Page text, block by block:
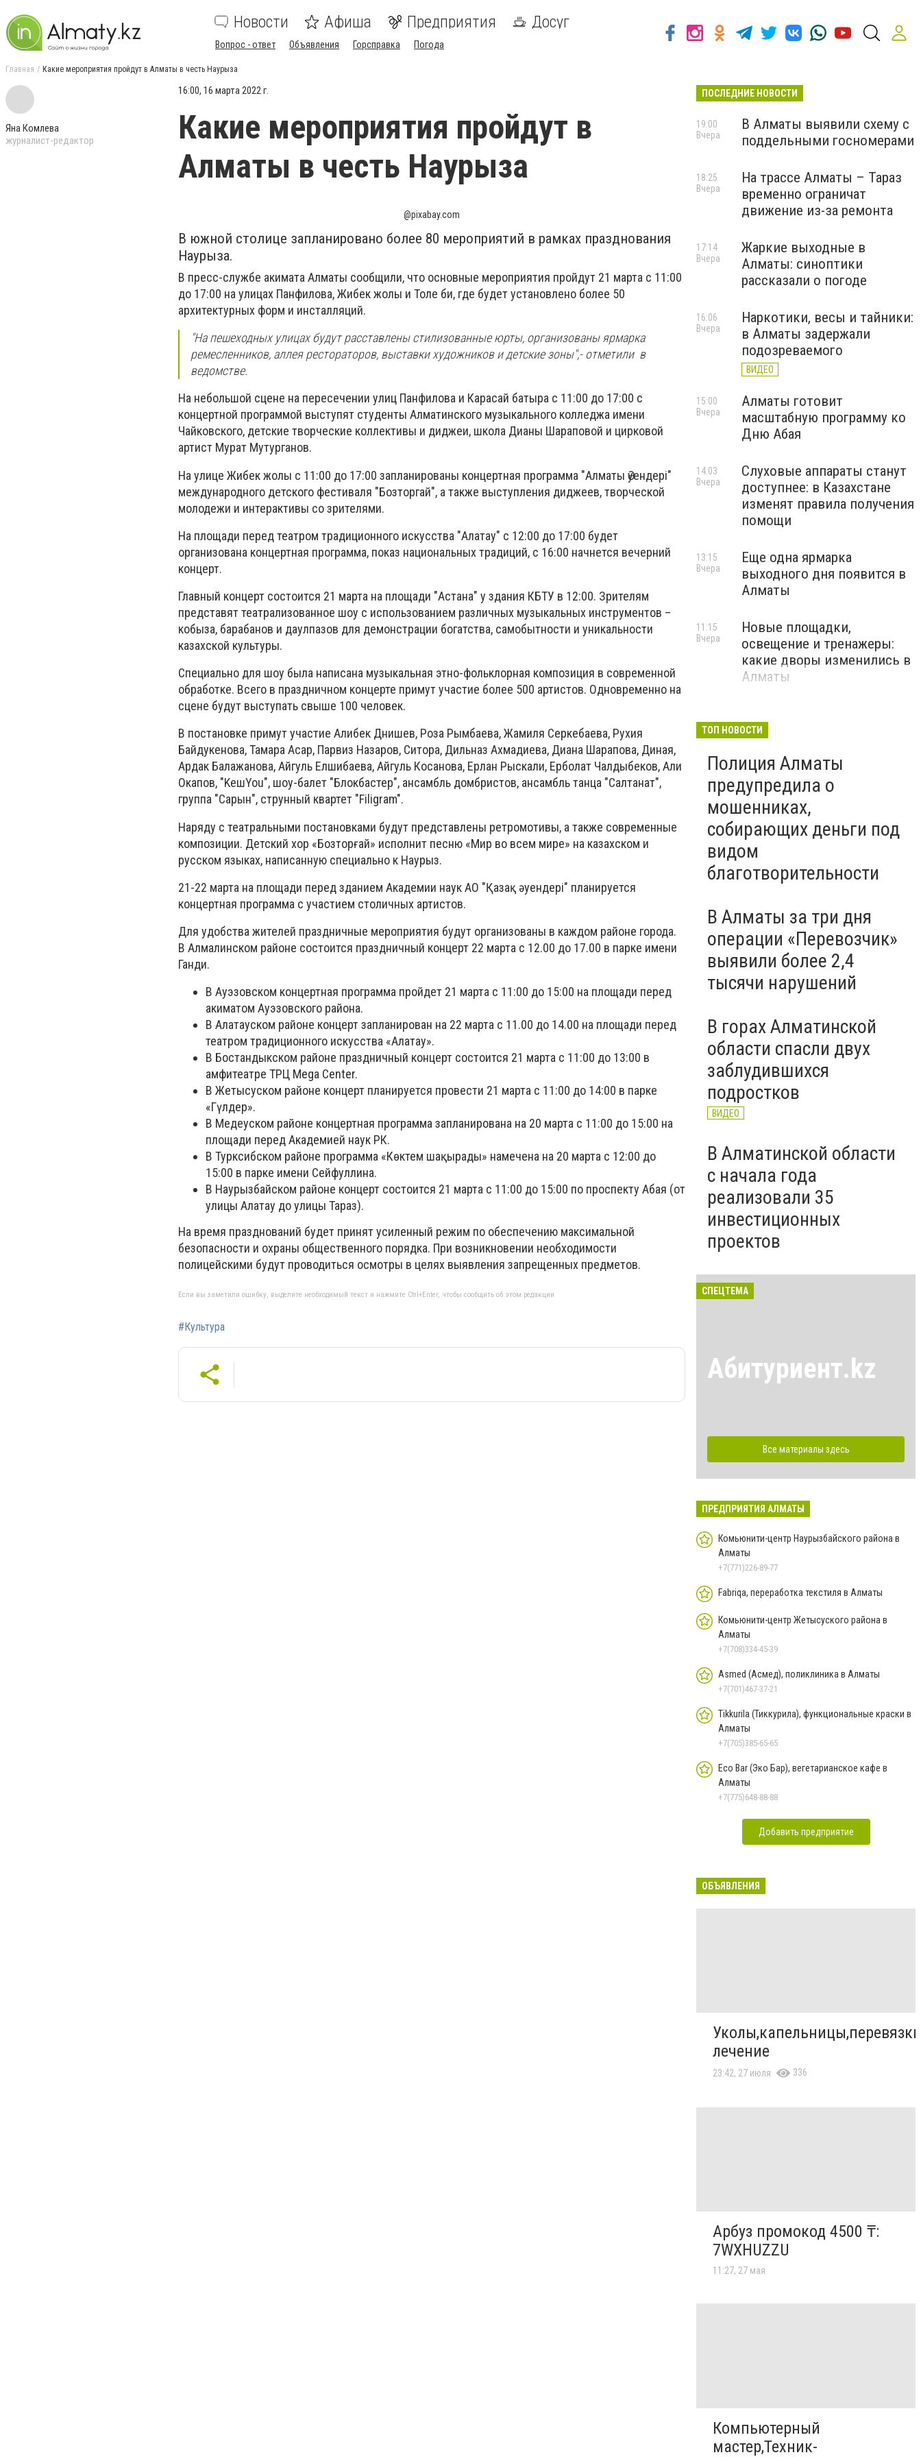
Новости Афиша Предприятия Досуг
Вопрос - ответ Объявления Горсправка Погода
Главная Какие мероприятия пройдут в Алматы в честь Наурыза
Яна Комлева
журналист-редактор
16:00, 16 марта 2022 г.
Какие мероприятия пройдут в
Алматы в честь Наурыза
@pixabay.com
В южной столице запланировано более 80 мероприятий в рамках празднования
Наурыза.
В пресс-службе акимата Алматы сообщили, что основные мероприятия пройдут 21 марта с 11:00
до 17:00 на улицах Панфилова, Жибек жолы и Толе би, где будет установлено более 50
архитектурных форм и инсталляций.
"На пешеходных улицах будут расставлены стилизованные юрты, организованы ярмарка
ремесленников, аллея рестораторов, выставки художников и детские зоны",- отметили в
ведомстве.
На небольшой сцене на пересечении улиц Панфилова и Карасай батыра с 11:00 до 17:00 с
концертной программой выступят студенты Алматинского музыкального колледжа имени
Чайковского, детские творческие коллективы и диджеи, школа Дианы Шараповой и цирковой
артист Мурат Мутурганов.
На улице Жибек жолы с 11:00 до 17:00 запланированы концертная программа "Алматы Әуендері"
международного детского фестиваля "Бозторгай", а также выступления диджеев, творческой
молодежи и интерактивы со зрителями.
На площади перед театром традиционного искусства "Алатау" с 12:00 до 17:00 будет
организована концертная программа, показ национальных традиций, с 16:00 начнется вечерний
концерт.
Главный концерт состоится 21 марта на площади "Астана" у здания КБТУ в 12:00. Зрителям
представят театрализованное шоу с использованием различных музыкальных инструментов –
кобыза, барабанов и даулпазов для демонстрации богатства, самобытности и уникальности
казахской культуры.
Специально для шоу была написана музыкальная этно-фольклорная композиция в современной
обработке. Всего в праздничном концерте примут участие более 500 артистов. Одновременно на
сцене будут выступать свыше 100 человек.
В постановке примут участие Алибек Днишев, Роза Рымбаева, Жамиля Серкебаева, Рухия
Байдукенова, Тамара Асар, Парвиз Назаров, Ситора, Дильназ Ахмадиева, Диана Шарапова, Диная,
Ардак Балажанова, Айгуль Елшибаева, Айгуль Косанова, Ерлан Рыскали, Ерболат Чалдыбеков, Али
Окапов, "KeшYou", шоу-балет "Блокбастер", ансамбль домбристов, ансамбль танца "Салтанат",
группа "Сарын", струнный квартет "Filigram".
Наряду с театральными постановками будут представлены ретромотивы, а также современные
композиции. Детский хор «Бозторғай» исполнит песню «Мир во всем мире» на казахском и
русском языках, написанную специально к Наурыз.
21-22 марта на площади перед зданием Академии наук АО "Қазақ әуендері" планируется
концертная программа с участием столичных артистов.
Для удобства жителей праздничные мероприятия будут организованы в каждом районе города.
В Алмалинском районе состоится праздничный концерт 22 марта с 12.00 до 17.00 в парке имени
Ганди.
В Ауэзовском концертная программа пройдет 21 марта с 11:00 до 15:00 на площади перед
акиматом Ауэзовского района.
В Алатауском районе концерт запланирован на 22 марта с 11.00 до 14.00 на площади перед
театром традиционного искусства «Алатау».
В Бостандыкском районе праздничный концерт состоится 21 марта с 11:00 до 13:00 в
амфитеатре ТРЦ Mega Center.
В Жетысуском районе концерт планируется провести 21 марта с 11:00 до 14:00 в парке
«Гүлдер».
В Медеуском районе концертная программа запланирована на 20 марта с 11:00 до 15:00 на
площади перед Академией наук РК.
В Турксибском районе программа «Көктем шақырады» намечена на 20 марта с 12:00 до
15:00 в парке имени Сейфуллина.
В Наурызбайском районе концерт состоится 21 марта с 11:00 до 15:00 по проспекту Абая (от
улицы Алатау до улицы Тараз).
На время празднований будет принят усиленный режим по обеспечению максимальной
безопасности и охраны общественного порядка. При возникновении необходимости
полицейскими будут проводиться осмотры в целях выявления запрещенных предметов.
Если вы заметили ошибку, выделите необходимый текст и нажмите Ctrl+Enter, чтобы сообщить об этом редакции
#Культура
ПОСЛЕДНИЕ НОВОСТИ
В Алматы выявили схему с
поддельными госномерами
19:00
Вчера
На трассе Алматы – Тараз
временно ограничат
движение из-за ремонта
18:25
Вчера
Жаркие выходные в
Алматы: синоптики
рассказали о погоде
17:14
Вчера
Наркотики, весы и тайники:
в Алматы задержали
подозреваемого
ВИДЕО
16:06
Вчера
Алматы готовит
масштабную программу ко
Дню Абая
15:00
Вчера
Слуховые аппараты станут
доступнее: в Казахстане
изменят правила получения
помощи
14:03
Вчера
Еще одна ярмарка
выходного дня появится в
Алматы
13:15
Вчера
Новые площадки,
освещение и тренажеры:
какие дворы изменились в
Алматы
11:15
Вчера
ТОП НОВОСТИ
Полиция Алматы
предупредила о
мошенниках,
собирающих деньги под
видом
благотворительности
В Алматы за три дня
операции «Перевозчик»
выявили более 2,4
тысячи нарушений
В горах Алматинской
области спасли двух
заблудившихся
подростков
ВИДЕО
В Алматинской области
с начала года
реализовали 35
инвестиционных
проектов
СПЕЦТЕМА
Абитуриент.kz
Все материалы здесь
ПРЕДПРИЯТИЯ АЛМАТЫ
Комьюнити-центр Наурызбайского района в
Алматы
+7(771)226-89-77
Fabriqa, переработка текстиля в Алматы
Комьюнити-центр Жетысуского района в
Алматы
+7(708)334-45-39
Asmed (Асмед), поликлиника в Алматы
+7(701)467-37-21
Tikkurila (Тиккурила), функциональные краски в
Алматы
+7(705)385-65-65
Eco Bar (Эко Бар), вегетарианское кафе в
Алматы
+7(775)648-88-88
Добавить предприятие
ОБЪЯВЛЕНИЯ
лечение
23:42, 27 июля 336
Арбуз промокод 4500 ₸:
7WXHUZZU
11:27, 27 мая
Компьютерный
мастер,Техник-